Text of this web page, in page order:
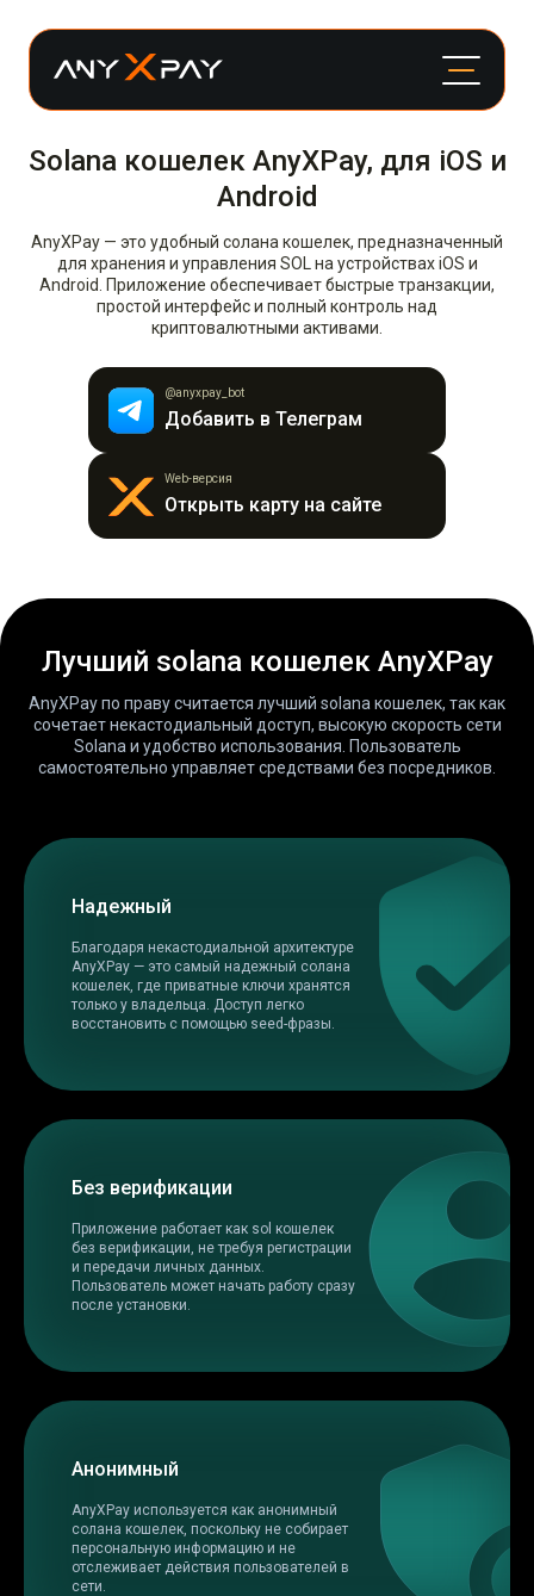
Solana кошелек AnyXPay, для iOS и
Android
AnyXPay — это удобный солана кошелек, предназначенный
для хранения и управления SOL на устройствах iOS и
Android. Приложение обеспечивает быстрые транзакции,
простой интерфейс и полный контроль над
криптовалютными активами.
@anyxpay_bot
Добавить в Телеграм
Web-версия
Открыть карту на сайте
Лучший solana кошелек AnyXPay
AnyXPay по праву считается лучший solana кошелек, так как
сочетает некастодиальный доступ, высокую скорость сети
Solana и удобство использования. Пользователь
самостоятельно управляет средствами без посредников.
Надежный
Благодаря некастодиальной архитектуре
AnyXPay — это самый надежный солана
кошелек, где приватные ключи хранятся
только у владельца. Доступ легко
восстановить с помощью seed-фразы.
Без верификации
Приложение работает как sol кошелек
без верификации, не требуя регистрации
и передачи личных данных.
Пользователь может начать работу сразу
после установки.
Анонимный
AnyXPay используется как анонимный
солана кошелек, поскольку не собирает
персональную информацию и не
отслеживает действия пользователей в
сети.